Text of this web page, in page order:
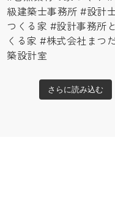
さらに読み込む